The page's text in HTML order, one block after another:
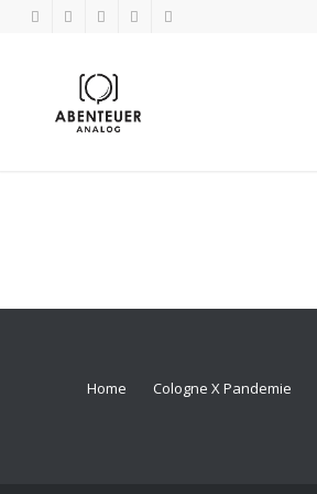
Home Cologne X Pandemie